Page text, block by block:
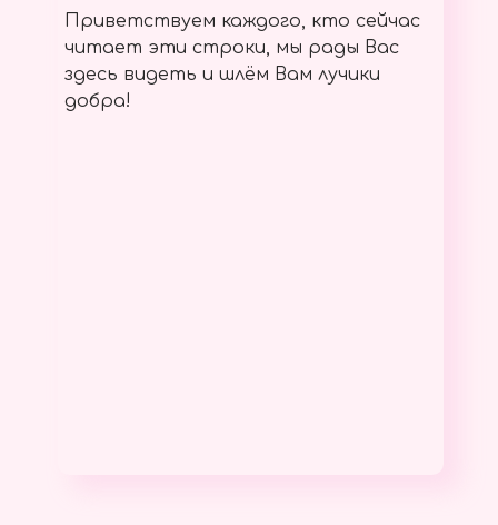
Приветствуем каждого, кто сейчас
читает эти строки, мы рады Вас
здесь видеть и шлём Вам лучики
добра!